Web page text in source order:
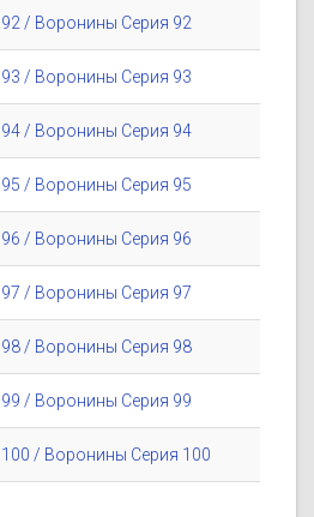
/ Воронины Серия 92
/ Воронины Серия 93
/ Воронины Серия 94
/ Воронины Серия 95
/ Воронины Серия 96
/ Воронины Серия 97
/ Воронины Серия 98
/ Воронины Серия 99
/ Воронины Серия 100